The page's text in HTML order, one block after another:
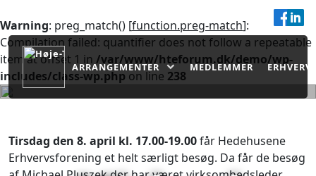
Warning: preg_match() [function.preg-match]:
Compilation failed: quantifier does not follow a repeatable
item at offset 1 in /var/www/hteforum.dk/demo/wp-
includes/class-wp.php on line 238
ARRANGEMENTER MEDLEMMER
Tirsdag den 8. april kl. 17.00-19.00får Hedehusene
Erhvervsforening et helt særligt besøg. Da får de besøg